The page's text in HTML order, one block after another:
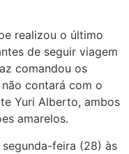
realizou o último
de seguir viagem
comandou os
contará com o
Yuri Alberto, ambos
amarelos.
feira (28) às